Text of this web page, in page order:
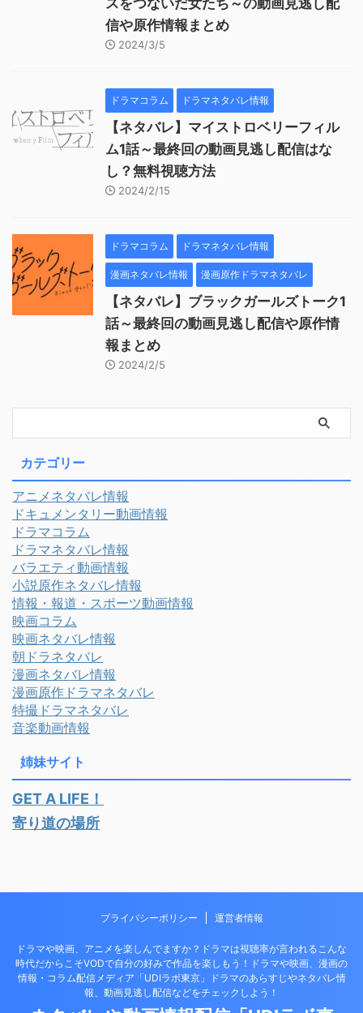
スをつないだ女たち～の動画見逃し配
信や原作情報まとめ
2024/3/5
ドラマコラム ドラマネタバレ情報
【ネタバレ】マイストロベリーフィル
ム1話～最終回の動画見逃し配信はな
し？無料視聴方法
2024/2/15
ドラマコラム ドラマネタバレ情報
漫画ネタバレ情報 漫画原作ドラマネタバレ
【ネタバレ】ブラックガールズトーク1
話～最終回の動画見逃し配信や原作情
報まとめ
2024/2/5
カテゴリー
アニメネタバレ情報
ドキュメンタリー動画情報
ドラマコラム
ドラマネタバレ情報
バラエティ動画情報
小説原作ネタバレ情報
情報・報道・スポーツ動画情報
映画コラム
映画ネタバレ情報
朝ドラネタバレ
漫画ネタバレ情報
漫画原作ドラマネタバレ
特撮ドラマネタバレ
音楽動画情報
姉妹サイト
GET A LIFE！
寄り道の場所
プライバシーポリシー 運営者情報
ドラマや映画、アニメを楽しんでますか？ドラマは視聴率が言われるこんな
時代だからこそVODで自分の好みで作品を楽しもう！ドラマや映画、漫画の
情報・コラム配信メディア「UDIラボ東京」ドラマのあらすじやネタバレ情
報、動画見逃し配信などをチェックしよう！